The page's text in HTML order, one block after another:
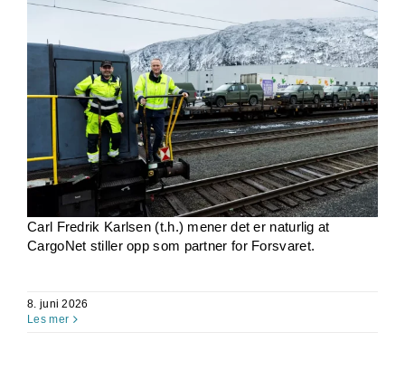
Carl Fredrik Karlsen (t.h.) mener det er naturlig at
CargoNet stiller opp som partner for Forsvaret.
8. juni 2026
Les mer